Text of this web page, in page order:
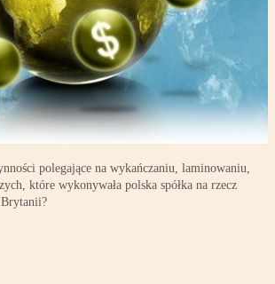
polegające na wykańczaniu, laminowaniu,
które wykonywała polska spółka na rzecz